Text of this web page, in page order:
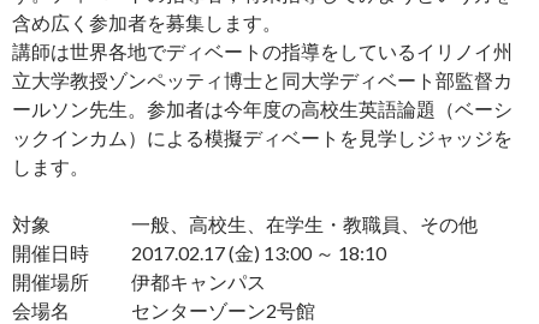
含め広く参加者を募集します。
講師は世界各地でディベートの指導をしているイリノイ州
立大学教授ゾンペッティ博士と同大学ディベート部監督カ
ールソン先生。参加者は今年度の高校生英語論題（ベーシ
ックインカム）による模擬ディベートを見学しジャッジを
します。
対象 一般、高校生、在学生・教職員、その他
開催日時 2017.02.17 (金) 13:00 ～ 18:10
開催場所 伊都キャンパス
会場名 センターゾーン2号館